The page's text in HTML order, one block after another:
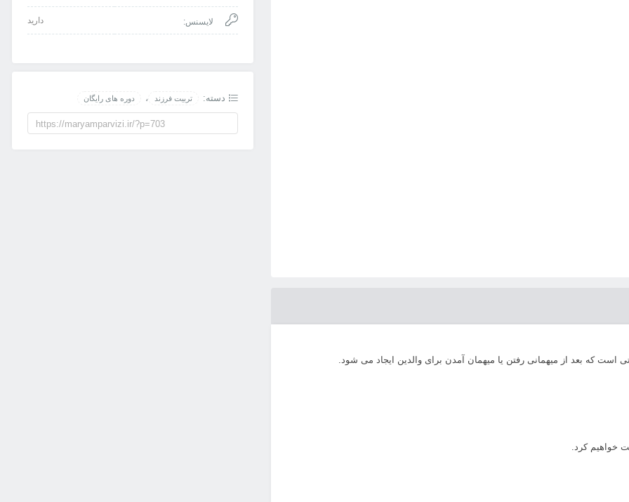
است که بعد از میهمانی رفتن یا میهمان آمدن برای والدین ایجاد می شود.
خواهیم کرد.
لایسنس: دارید
دسته: تربیت فرزند ، دوره های رایگان
https://maryamparvizi.ir/?p=703